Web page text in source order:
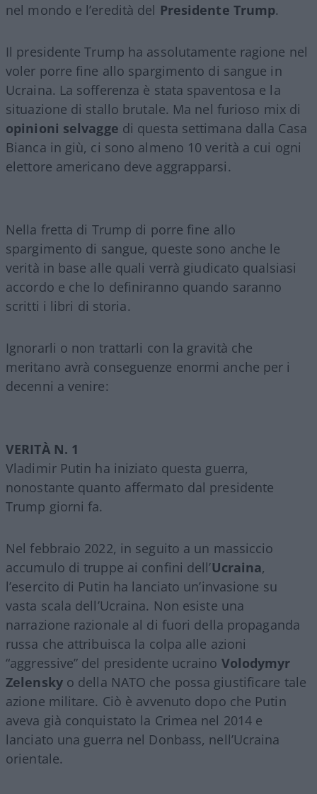
nel mondo e l’eredità del Presidente Trump.
Il presidente Trump ha assolutamente ragione nel
voler porre fine allo spargimento di sangue in
Ucraina. La sofferenza è stata spaventosa e la
situazione di stallo brutale. Ma nel furioso mix di
opinioni selvagge di questa settimana dalla Casa
Bianca in giù, ci sono almeno 10 verità a cui ogni
elettore americano deve aggrapparsi.
Nella fretta di Trump di porre fine allo
spargimento di sangue, queste sono anche le
verità in base alle quali verrà giudicato qualsiasi
accordo e che lo definiranno quando saranno
scritti i libri di storia.
Ignorarli o non trattarli con la gravità che
meritano avrà conseguenze enormi anche per i
decenni a venire:
VERITÀ N. 1
Vladimir Putin ha iniziato questa guerra,
nonostante quanto affermato dal presidente
Trump giorni fa.
Nel febbraio 2022, in seguito a un massiccio
accumulo di truppe ai confini dell’Ucraina,
l’esercito di Putin ha lanciato un’invasione su
vasta scala dell’Ucraina. Non esiste una
narrazione razionale al di fuori della propaganda
russa che attribuisca la colpa alle azioni
“aggressive” del presidente ucraino Volodymyr
Zelenskyo della NATO che possa giustificare tale
azione militare. Ciò è avvenuto dopo che Putin
aveva già conquistato la Crimea nel 2014 e
lanciato una guerra nel Donbass, nell’Ucraina
orientale.